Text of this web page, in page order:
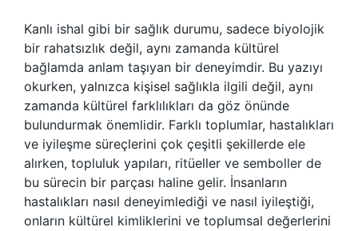
Kanlı ishal gibi bir sağlık durumu, sadece biyolojik
bir rahatsızlık değil, aynı zamanda kültürel
bağlamda anlam taşıyan bir deneyimdir. Bu yazıyı
okurken, yalnızca kişisel sağlıkla ilgili değil, aynı
zamanda kültürel farklılıkları da göz önünde
bulundurmak önemlidir. Farklı toplumlar, hastalıkları
ve iyileşme süreçlerini çok çeşitli şekillerde ele
alırken, topluluk yapıları, ritüeller ve semboller de
bu sürecin bir parçası haline gelir. İnsanların
hastalıkları nasıl deneyimlediği ve nasıl iyileştiği,
onların kültürel kimliklerini ve toplumsal değerlerini